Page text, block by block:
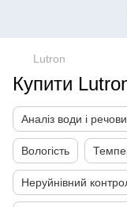
Lutron
Купити
Аналіз води і
Вологість
Неруйнівний